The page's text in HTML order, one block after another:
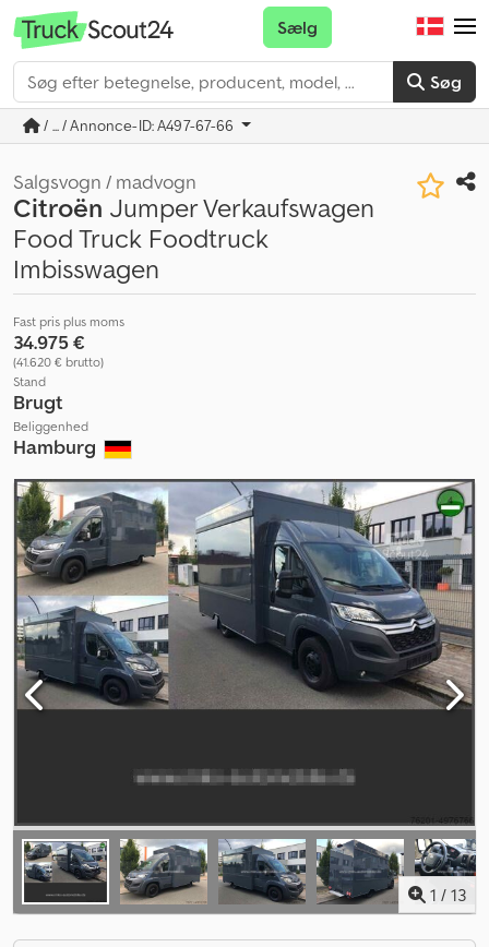
Søg
Sælg
/ ... / Annonce-ID: A497-67-66
Salgsvogn / madvogn
Citroën Jumper Verkaufswagen
Food Truck Foodtruck
Imbisswagen
Fast pris plus moms
34.975 €
(41.620 € brutto)
Stand
Brugt
Beliggenhed
Hamburg
1 / 13